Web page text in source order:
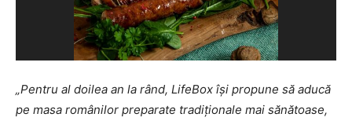
„Pentru al doilea an la rând, LifeBox își propune să aducă
pe masa românilor preparate tradiționale mai sănătoase,